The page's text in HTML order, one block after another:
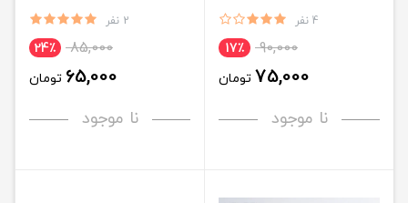
4 نفر
90,000 17٪
75,000 تومان
نا موجود
2 نفر
85,000 24٪
65,000 تومان
نا موجود